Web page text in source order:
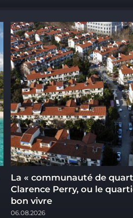
La « communauté de
Clarence Perry, ou le
bon vivre
06.08.2026